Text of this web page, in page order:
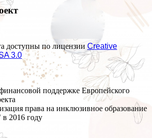
доступны по лицензии Creative
3.0
поддержке Европейского
права на инклюзивное образование
2016 году